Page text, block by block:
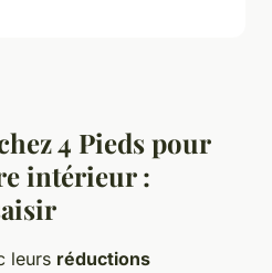
4 Pieds pour
intérieur :
leurs réductions